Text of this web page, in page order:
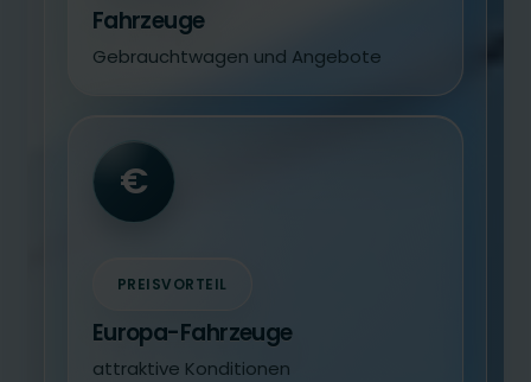
Fahrzeuge
Gebrauchtwagen und Angebote
€
PREISVORTEIL
Europa-Fahrzeuge
attraktive Konditionen